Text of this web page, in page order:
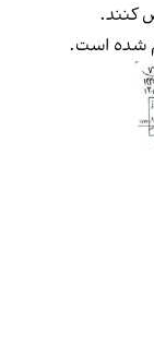
کنند.
شده است.